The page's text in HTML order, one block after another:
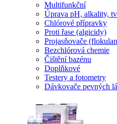
Multifunkční
Úprava pH, alkality,
Chlórové přípravky
Proti řase (algicidy)
Projasňovače
Bezchlórová chemie
Čištění bazénu
Doplňkové
Testery a fotometry
Dávkovače pevných